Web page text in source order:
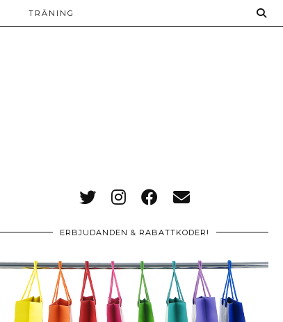
TRÄNING
ERBJUDANDEN & RABATTKODER!